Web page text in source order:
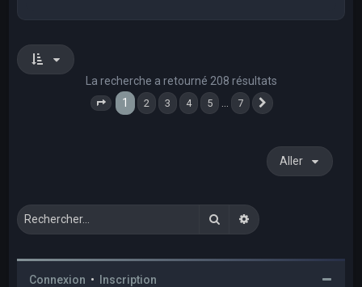
La recherche a retourné 208 résultats
Page 1 sur
1 2 3 4 5 7
Aller
RechercherRecherche avancée
Connexion • Inscription